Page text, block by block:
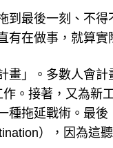
最後一刻、不
有在做事，就算實
」。多數人會
。接著，又為新
種拖延戰術。最
），因為這